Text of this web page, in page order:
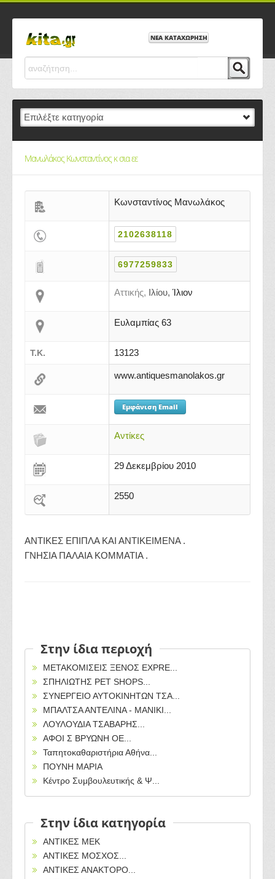
ΝΕΑ ΚΑΤΑΧΩΡΗΣΗ
Μανωλάκος Κωνσταντίνος κ σια εε
Κωνσταντίνος Μανωλάκος
2102638118
6977259833
Αττικής, Ιλίου, Ίλιον
Ευλαμπίας 63
Τ.Κ. 13123
www.antiquesmanolakos.gr
Εμφάνιση Email
Αντίκες
29 Δεκεμβρίου 2010
2550
ΑΝΤΙΚΕΣ ΕΠΙΠΛΑ ΚΑΙ ΑΝΤΙΚΕΙΜΕΝΑ .
ΓΝΗΣΙΑ ΠΑΛΑΙΑ ΚΟΜΜΑΤΙΑ .
Στην ίδια περιοχή
ΜΕΤΑΚΟΜΙΣΕΙΣ ΞΕΝΟΣ EXPRE...
ΣΠΗΛΙΩΤΗΣ PET SHOPS...
ΣΥΝΕΡΓΕΙΟ ΑΥΤΟΚΙΝΗΤΩΝ ΤΣΑ...
ΜΠΑΛΤΣΑ ΑΝΤΕΛΙΝΑ - ΜΑΝΙΚΙ...
ΛΟΥΛΟΥΔΙΑ ΤΣΑΒΑΡΗΣ...
ΑΦΟΙ Σ ΒΡΥΩΝΗ ΟΕ...
Ταπητοκαθαριστήρια Αθήνα...
ΠΟΥΝΗ ΜΑΡΙΑ
Κέντρο Συμβουλευτικής & Ψ...
Στην ίδια κατηγορία
ΑΝΤΙΚΕΣ ΜΕΚ
ΑΝΤΙΚΕΣ ΜΟΣΧΟΣ...
ΑΝΤΙΚΕΣ ΑΝΑΚΤΟΡΟ...